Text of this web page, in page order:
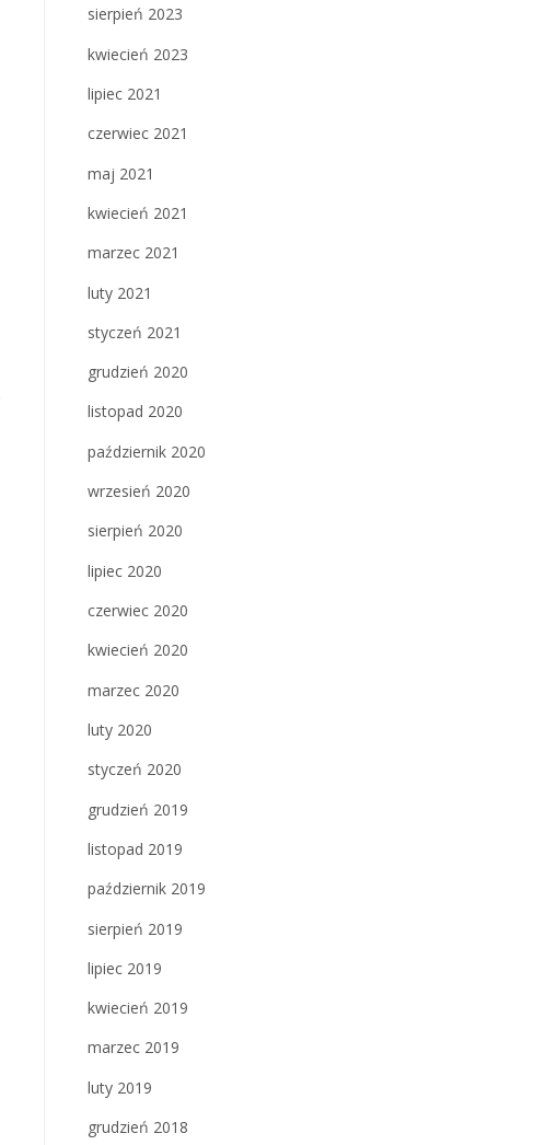
sierpień 2023
kwiecień 2023
lipiec 2021
czerwiec 2021
maj 2021
kwiecień 2021
marzec 2021
luty 2021
styczeń 2021
grudzień 2020
listopad 2020
październik 2020
wrzesień 2020
sierpień 2020
lipiec 2020
czerwiec 2020
kwiecień 2020
marzec 2020
luty 2020
styczeń 2020
grudzień 2019
listopad 2019
październik 2019
sierpień 2019
lipiec 2019
kwiecień 2019
marzec 2019
luty 2019
grudzień 2018